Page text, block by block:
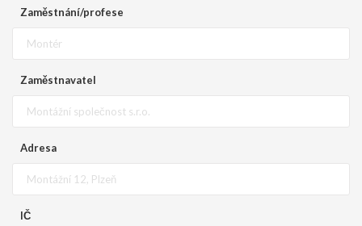
Zaměstnání/profese
Zaměstnavatel
Adresa
IČ